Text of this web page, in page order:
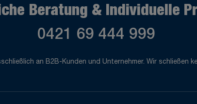
Beratung & Individuelle
0421 69 444 999
an B2B-Kunden und Unternehmer. Wir schließen